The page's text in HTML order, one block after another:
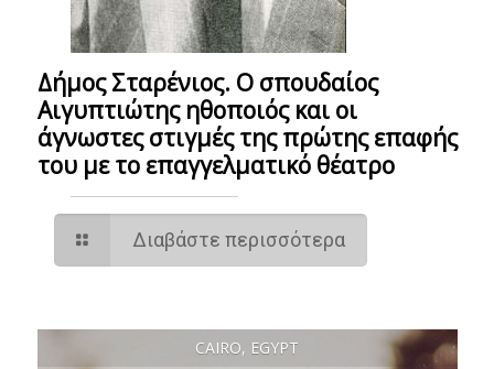
Δήμος Σταρένιος. Ο σπουδαίος
Αιγυπτιώτης ηθοποιός και οι
άγνωστες στιγμές της πρώτης επαφής
του με το επαγγελματικό θέατρο
Διαβάστε περισσότερα
CAIRO, EGYPT